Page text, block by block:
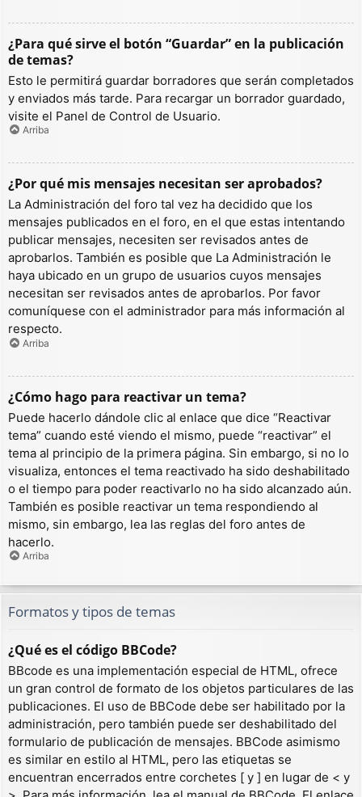
¿Para qué sirve el botón “Guardar” en la publicación
de temas?
Esto le permitirá guardar borradores que serán completados
y enviados más tarde. Para recargar un borrador guardado,
visite el Panel de Control de Usuario.
Arriba
¿Por qué mis mensajes necesitan ser aprobados?
La Administración del foro tal vez ha decidido que los
mensajes publicados en el foro, en el que estas intentando
publicar mensajes, necesiten ser revisados antes de
aprobarlos. También es posible que La Administración le
haya ubicado en un grupo de usuarios cuyos mensajes
necesitan ser revisados antes de aprobarlos. Por favor
comuníquese con el administrador para más información al
respecto.
Arriba
¿Cómo hago para reactivar un tema?
Puede hacerlo dándole clic al enlace que dice “Reactivar
tema” cuando esté viendo el mismo, puede “reactivar” el
tema al principio de la primera página. Sin embargo, si no lo
visualiza, entonces el tema reactivado ha sido deshabilitado
o el tiempo para poder reactivarlo no ha sido alcanzado aún.
También es posible reactivar un tema respondiendo al
mismo, sin embargo, lea las reglas del foro antes de
hacerlo.
Arriba
Formatos y tipos de temas
¿Qué es el código BBCode?
BBcode es una implementación especial de HTML, ofrece
un gran control de formato de los objetos particulares de las
publicaciones. El uso de BBCode debe ser habilitado por la
administración, pero también puede ser deshabilitado del
formulario de publicación de mensajes. BBCode asimismo
es similar en estilo al HTML, pero las etiquetas se
encuentran encerrados entre corchetes [ y ] en lugar de < y